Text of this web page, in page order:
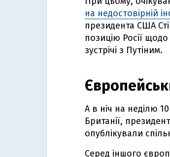
на недостовірній
президента США
позицію Росії
зустрічі з Путіним.
А в ніч на неділю
Британії,
опублікували
Серед іншого